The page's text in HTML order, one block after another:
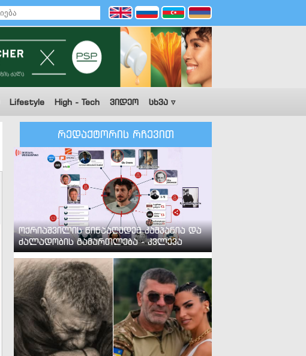
Lifestyle High - Tech ვიდეო სხვა ▿
რედაქტორის რჩევით
ოქრიაშვილის წინააღმდეგ კამპანია და
ძალადობის გამართლება - კვლევა